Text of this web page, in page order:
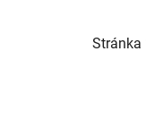
Stránka